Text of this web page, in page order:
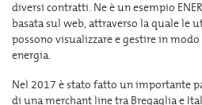
diversi contratti. Ne è un esempio
basata sul web, attraverso la quale le
possono visualizzare e gestire in
energia.
Nel 2017 è stato fatto un importante
di una merchant line tra Bregaglia e